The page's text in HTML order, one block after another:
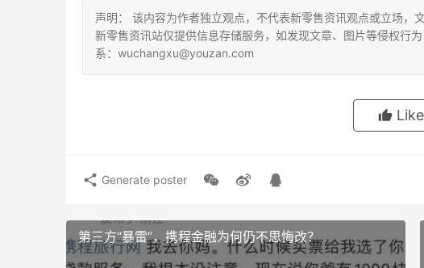
声明： 该内容为作者独立观点，不代表新零售资讯观点或立场，
新零售资讯站仅提供信息存储服务，如发现文章、图片等侵权行
系：wuchangxu@youzan.com
Like
Generate poster
第三方“暴雷”，携程金融为何仍不思悔改？